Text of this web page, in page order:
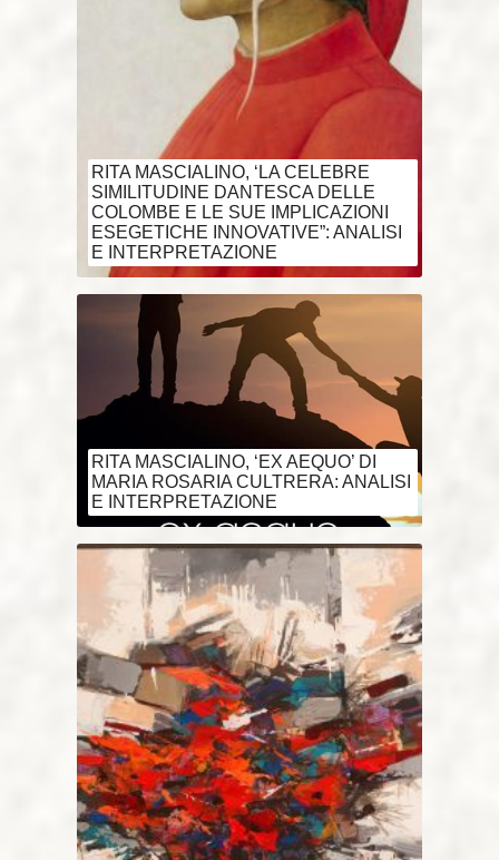
RITA MASCIALINO, ‘LA CELEBRE
SIMILITUDINE DANTESCA DELLE
COLOMBE E LE SUE IMPLICAZIONI
ESEGETICHE INNOVATIVE”: ANALISI
E INTERPRETAZIONE
RITA MASCIALINO, ‘EX AEQUO’ DI
MARIA ROSARIA CULTRERA: ANALISI
E INTERPRETAZIONE